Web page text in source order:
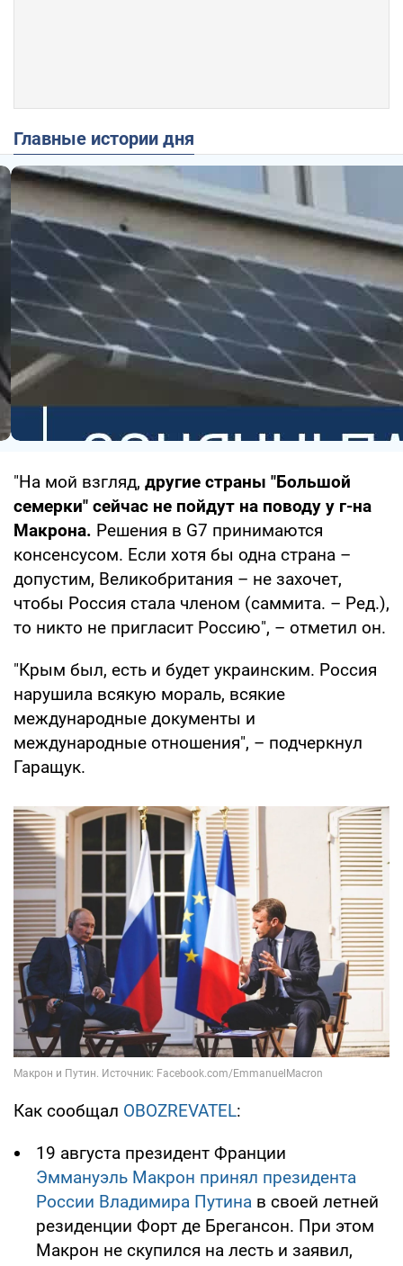
Главные истории дня
"На мой взгляд, другие страны "Большой
семерки" сейчас не пойдут на поводу у г-на
Макрона. Решения в G7 принимаются
консенсусом. Если хотя бы одна страна –
допустим, Великобритания – не захочет,
чтобы Россия стала членом (саммита. – Ред.),
то никто не пригласит Россию", – отметил он.
"Крым был, есть и будет украинским. Россия
нарушила всякую мораль, всякие
международные документы и
международные отношения", – подчеркнул
Гаращук.
Как сообщал OBOZREVATEL:
19 августа президент Франции
Эммануэль Макрон принял президента
России Владимира Путина в своей летней
резиденции Форт де Брегансон. При этом
Макрон не скупился на лесть и заявил,